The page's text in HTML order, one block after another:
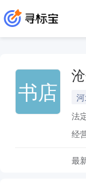
书店
法
经
最